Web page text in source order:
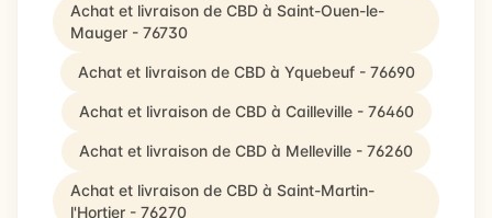
Achat et livraison de CBD à Saint-Ouen-le-
Mauger - 76730
Achat et livraison de CBD à Yquebeuf - 76690
Achat et livraison de CBD à Cailleville - 76460
Achat et livraison de CBD à Melleville - 76260
Achat et livraison de CBD à Saint-Martin-
l'Hortier - 76270